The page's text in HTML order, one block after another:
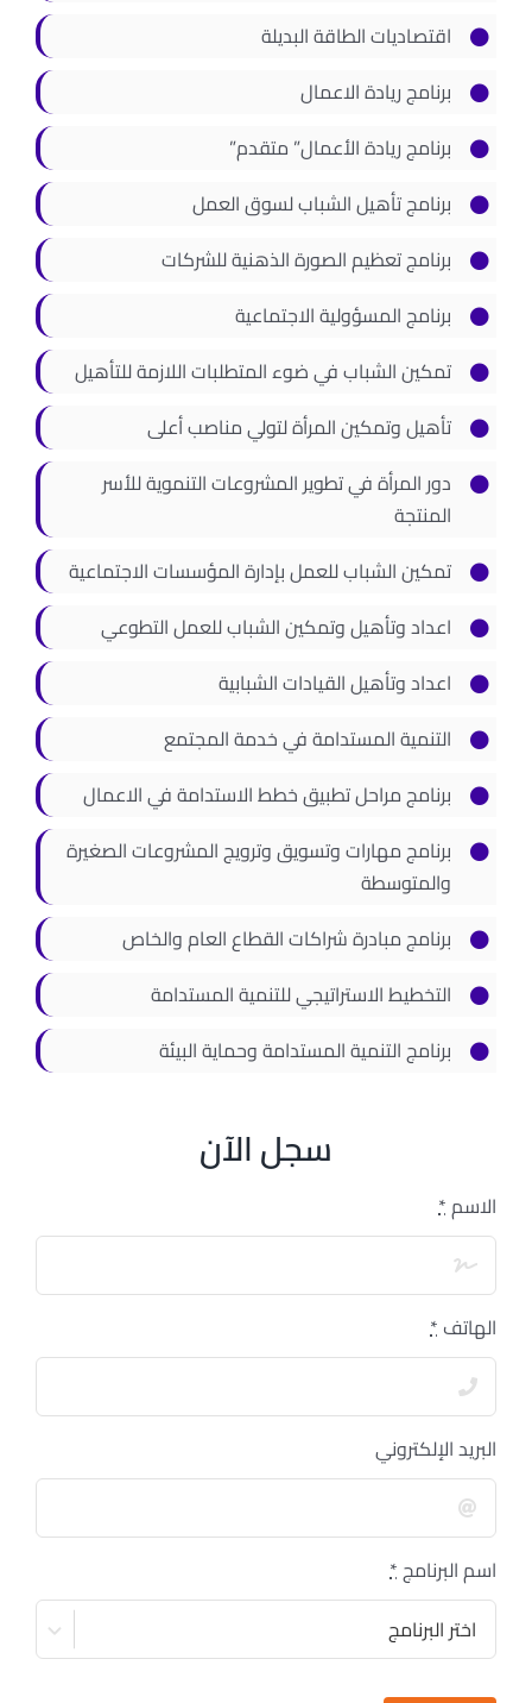
اقتصاديات الطاقة البديلة
برنامج ريادة الاعمال
برنامج ريادة الأعمال” متقدم”
برنامج تأهيل الشباب لسوق العمل
برنامج تعظيم الصورة الذهنية للشركات
برنامج المسؤولية الاجتماعية
تمكين الشباب في ضوء المتطلبات اللازمة للتأهيل
تأهيل وتمكين المرأة لتولي مناصب أعلى
دور المرأة في تطوير المشروعات التنموية للأسر
المنتجة
تمكين الشباب للعمل بإدارة المؤسسات الاجتماعية
اعداد وتأهيل وتمكين الشباب للعمل التطوعي
اعداد وتأهيل القيادات الشبابية
التنمية المستدامة في خدمة المجتمع
برنامج مراحل تطبيق خطط الاستدامة في الاعمال
برنامج مهارات وتسويق وترويج المشروعات الصغيرة
والمتوسطة
برنامج مبادرة شراكات القطاع العام والخاص
التخطيط الاستراتيجي للتنمية المستدامة
برنامج التنمية المستدامة وحماية البيئة
سجل الآن
الاسم*
الهاتف *
البريد الإلكتروني
اسم البرنامج*